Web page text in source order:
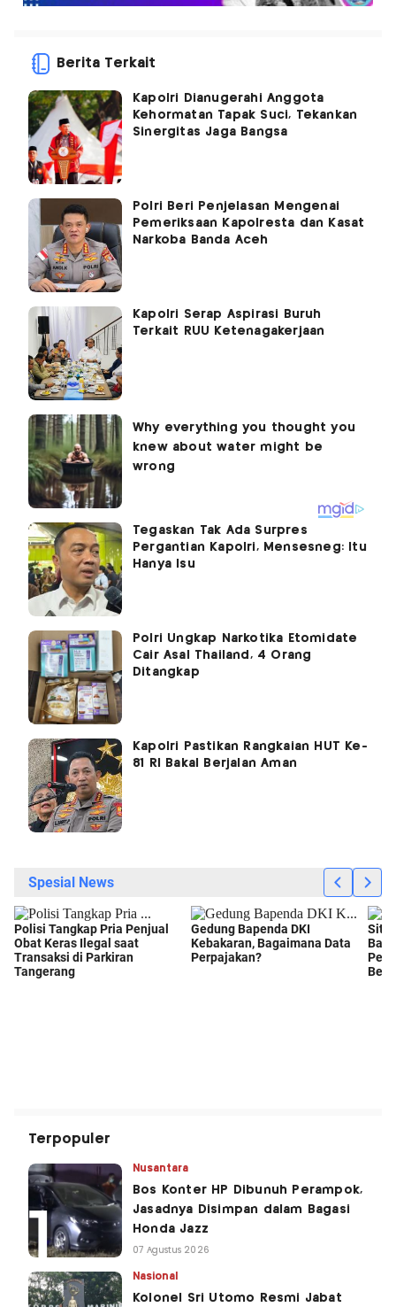
Berita Terkait
Kapolri Dianugerahi Anggota
Kehormatan Tapak Suci, Tekankan
Sinergitas Jaga Bangsa
Polri Beri Penjelasan Mengenai
Pemeriksaan Kapolresta dan Kasat
Narkoba Banda Aceh
Kapolri Serap Aspirasi Buruh
Terkait RUU Ketenagakerjaan
Tegaskan Tak Ada Surpres
Pergantian Kapolri, Mensesneg: Itu
Hanya Isu
Polri Ungkap Narkotika Etomidate
Cair Asal Thailand, 4 Orang
Ditangkap
Kapolri Pastikan Rangkaian HUT Ke-
81 RI Bakal Berjalan Aman
Terpopuler
Nusantara
Bos Konter HP Dibunuh Perampok,
Jasadnya Disimpan dalam Bagasi
Honda Jazz
07 Agustus 2026
Nasional
Kolonel Sri Utomo Resmi Jabat